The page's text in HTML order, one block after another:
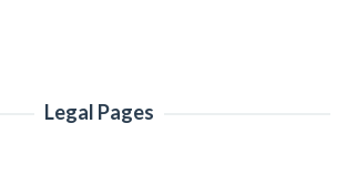
Legal Pages